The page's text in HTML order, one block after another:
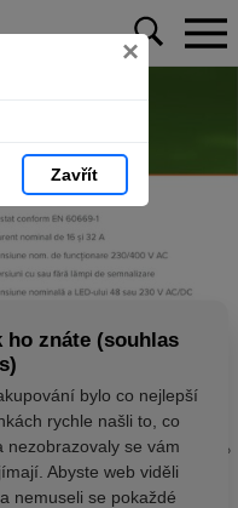
×
Zavřít
ho znáte (souhlas
bylo co nejlepší
rychle našli to, co
nezobrazovaly se vám
Abyste web viděli
nemuseli se pokaždé